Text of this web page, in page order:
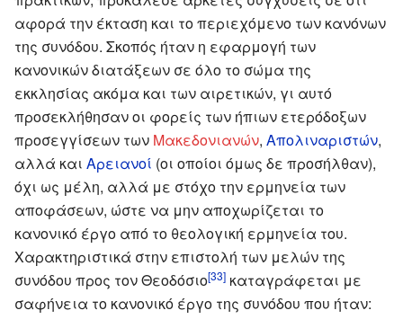
αφορά την έκταση και το περιεχόμενο των κανόνων
της συνόδου. Σκοπός ήταν η εφαρμογή των
κανονικών διατάξεων σε όλο το σώμα της
εκκλησίας ακόμα και των αιρετικών, γι αυτό
προσεκλήθησαν οι φορείς των ήπιων ετερόδοξων
προσεγγίσεων των Μακεδονιανών, Απολιναριστών,
αλλά και Αρειανοί (οι οποίοι όμως δε προσήλθαν),
όχι ως μέλη, αλλά με στόχο την ερμηνεία των
αποφάσεων, ώστε να μην αποχωρίζεται το
κανονικό έργο από το θεολογική ερμηνεία του.
Χαρακτηριστικά στην επιστολή των μελών της
συνόδου προς τον Θεοδόσιο[33] καταγράφεται με
σαφήνεια το κανονικό έργο της συνόδου που ήταν: